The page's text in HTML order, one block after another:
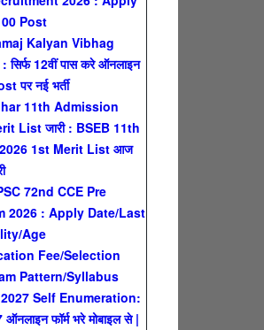
Post
Kalyan Vibhag
12वीं पास करे ऑनलाइन
पर नई भर्ती
11th Admission
List जारी : BSEB 11th
1st Merit List आज
72nd CCE Pre
2026 : Apply Date/Last
Age
Fee/Selection
Pattern/Syllabus
Self Enumeration:
फॉर्म भरे मोबाइल से |